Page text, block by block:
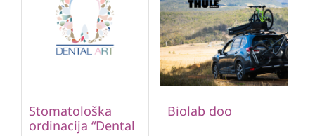
Stomatološka
ordinacija “Dental
Biolab doo